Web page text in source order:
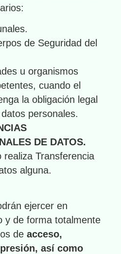
de Seguridad del
u organismos
cuando el
la obligación legal
personales.
DE DATOS.
realiza Transferencia
alguna.
ejercer en
y de forma totalmente
de acceso,
así como